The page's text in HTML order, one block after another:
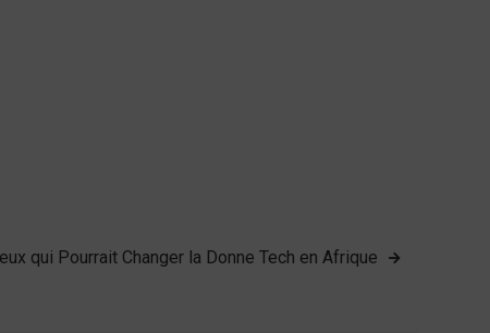
qui Pourrait Changer la Donne Tech en Afrique